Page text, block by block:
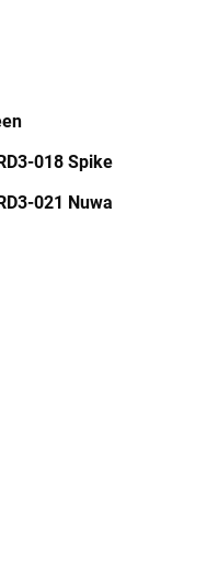
018 Spike
021 Nuwa